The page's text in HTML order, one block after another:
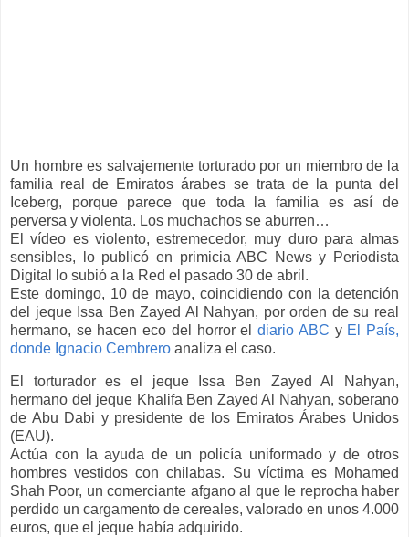
Un hombre es salvajemente torturado por un miembro de la
familia real de Emiratos árabes se trata de la punta del
Iceberg, porque parece que toda la familia es así de
perversa y violenta. Los muchachos se aburren…
El vídeo es violento, estremecedor, muy duro para almas
sensibles, lo publicó en primicia ABC News y Periodista
Digital lo subió a la Red el pasado 30 de abril.
Este domingo, 10 de mayo, coincidiendo con la detención
del jeque Issa Ben Zayed Al Nahyan, por orden de su real
hermano, se hacen eco del horror eldiario ABC y El País,
donde Ignacio Cembrero analiza el caso.
El torturador es el jeque Issa Ben Zayed Al Nahyan,
hermano del jeque Khalifa Ben Zayed Al Nahyan, soberano
de Abu Dabi y presidente de los Emiratos Árabes Unidos
(EAU).
Actúa con la ayuda de un policía uniformado y de otros
hombres vestidos con chilabas. Su víctima es Mohamed
Shah Poor, un comerciante afgano al que le reprocha haber
perdido un cargamento de cereales, valorado en unos 4.000
euros, que el jeque había adquirido.